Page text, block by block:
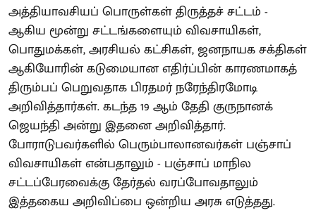
அத்தியாவசியப் பொருள்கள் திருத்தச் சட்டம் -
ஆகிய மூன்று சட்டங்களையும் விவசாயிகள்,
பொதுமக்கள், அரசியல் கட்சிகள், ஜனநாயக சக்திகள்
ஆகியோரின் கடுமையான எதிர்ப்பின் காரணமாகத்
திரும்பப் பெறுவதாக பிரதமர் நரேந்திரமோடி
அறிவித்தார்கள். கடந்த 19 ஆம் தேதி குருநானக்
ஜெயந்தி அன்று இதனை அறிவித்தார்.
போராடுபவர்களில் பெரும்பாலானவர்கள் பஞ்சாப்
விவசாயிகள் என்பதாலும் - பஞ்சாப் மாநில
சட்டப்பேரவைக்கு தேர்தல் வரப்போவதாலும்
இத்தகைய அறிவிப்பை ஒன்றிய அரசு எடுத்தது.